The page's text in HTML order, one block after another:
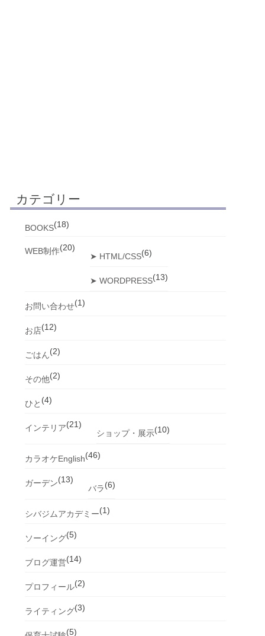
カテゴリー
BOOKS(18)
WEB制作(20)
➤ HTML/CSS(6)
➤ WORDPRESS(13)
お問い合わせ(1)
お店(12)
ごはん(2)
その他(2)
ひと (4)
インテリア(21)
ショップ・展示(10)
カラオケEnglish(46)
ガーデン(13)
バラ(6)
シバジムアカデミー(1)
ソーイング(5)
ブログ運営(14)
プロフィール(2)
ライティング(3)
(5)